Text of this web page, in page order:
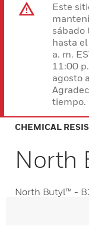
Este
sábado
hasta
a. m.
11:00
agosto
tiempo.
CHEMICAL
North
North Butyl™ -